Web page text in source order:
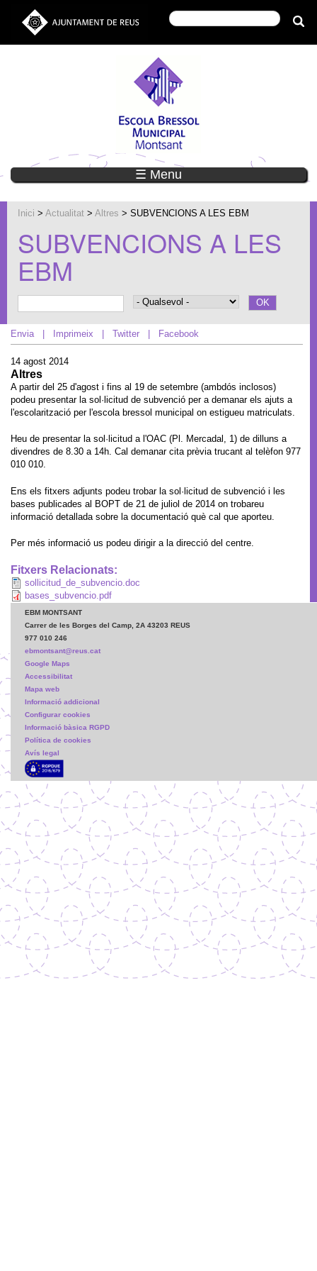
☰ Menu
Inici > Actualitat > Altres > SUBVENCIONS A LES EBM
SUBVENCIONS A LES
EBM
Envia | Imprimeix | Twitter | Facebook
14 agost 2014
Altres
A partir del 25 d'agost i fins al 19 de setembre (ambdós inclosos)
podeu presentar la sol·licitud de subvenció per a demanar els ajuts a
l'escolarització per l'escola bressol municipal on estigueu matriculats.
Heu de presentar la sol·licitud a l'OAC (Pl. Mercadal, 1) de dilluns a
divendres de 8.30 a 14h. Cal demanar cita prèvia trucant al telèfon 977
010 010.
Ens els fitxers adjunts podeu trobar la sol·licitud de subvenció i les
bases publicades al BOPT de 21 de juliol de 2014 on trobareu
informació detallada sobre la documentació què cal que aporteu.
Per més informació us podeu dirigir a la direcció del centre.
Fitxers Relacionats:
sollicitud_de_subvencio.doc
bases_subvencio.pdf
EBM MONTSANT
Carrer de les Borges del Camp, 2A 43203 REUS
977 010 246
ebmontsant@reus.cat
Google Maps
Accessibilitat
Mapa web
Informació addicional
Configurar cookies
Informació bàsica RGPD
Política de cookies
Avís legal